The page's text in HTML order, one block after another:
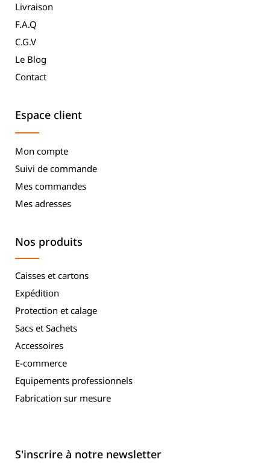
Livraison
F.A.Q
C.G.V
Le Blog
Contact
Espace client
Mon compte
Suivi de commande
Mes commandes
Mes adresses
Nos produits
Caisses et cartons
Expédition
Protection et calage
Sacs et Sachets
Accessoires
E-commerce
Equipements professionnels
Fabrication sur mesure
S'inscrire à notre newsletter